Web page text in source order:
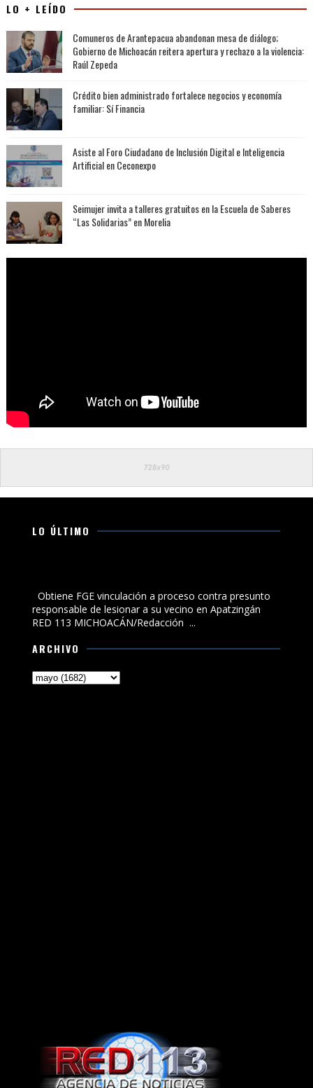
LO + LEÍDO
Comuneros de Arantepacua abandonan mesa de diálogo;
Gobierno de Michoacán reitera apertura y rechazo a la violencia:
Raúl Zepeda
Crédito bien administrado fortalece negocios y economía
familiar: Sí Financia
Asiste al Foro Ciudadano de Inclusión Digital e Inteligencia
Artificial en Ceconexpo
Seimujer invita a talleres gratuitos en la Escuela de Saberes
“Las Solidarias” en Morelia
LO ÚLTIMO
Obtiene FGE vinculación a proceso contra presunto
responsable de lesionar a su vecino en Apatzingán
RED 113 MICHOACÁN/Redacción ...
ARCHIVO